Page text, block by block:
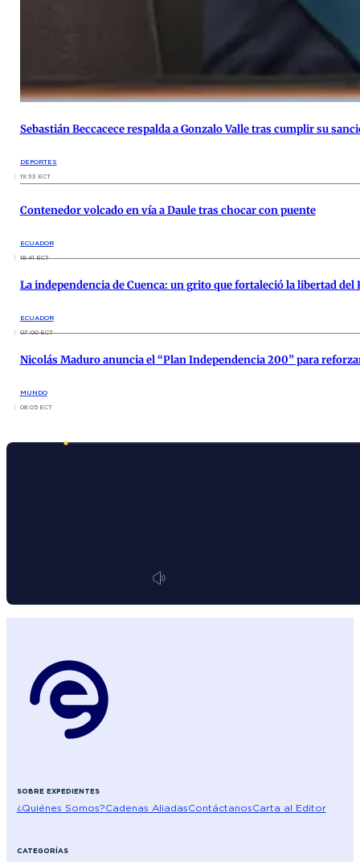
Sebastián Beccacece respalda a Gonzalo Valle tras cumplir su
DEPORTES
19:33 ECT
Contenedor volcado en vía a Daule tras chocar con puente
ECUADOR
18:41 ECT
La independencia de Cuenca: un grito que fortaleció la libertad del
ECUADOR
07:00 ECT
Nicolás Maduro anuncia el “Plan Independencia 200” para
MUNDO
08:05 ECT
SOBRE EXPEDIENTES
¿Quiénes Somos?Cadenas AliadasContáctanosCarta al Editor
CATEGORÍAS